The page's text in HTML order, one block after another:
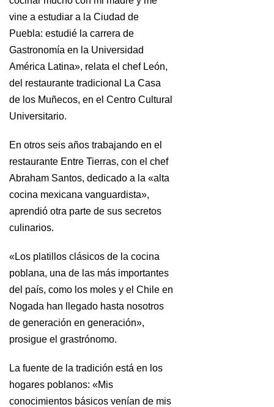
vine a estudiar a la Ciudad de
Puebla: estudié la carrera de
Gastronomía en la Universidad
América Latina», relata el chef León,
del restaurante tradicional La Casa
de los Muñecos, en el Centro Cultural
Universitario.
En otros seis años trabajando en el
restaurante Entre Tierras, con el chef
Abraham Santos, dedicado a la «alta
cocina mexicana vanguardista»,
aprendió otra parte de sus secretos
culinarios.
«Los platillos clásicos de la cocina
poblana, una de las más importantes
del país, como los moles y el Chile en
Nogada han llegado hasta nosotros
de generación en generación»,
prosigue el grastrónomo.
La fuente de la tradición está en los
hogares poblanos: «Mis
conocimientos básicos venían de mis